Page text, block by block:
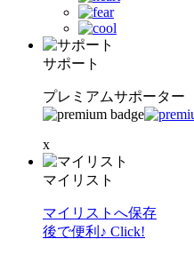
サポート
プレミアムサポーター
x
マイリスト
マイリストへ保存
後で便利♪ Click!